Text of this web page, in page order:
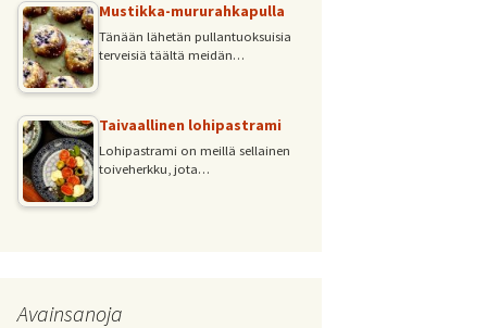
Mustikka-mururahkapulla
Tänään lähetän pullantuoksuisia
terveisiä täältä meidän…
Taivaallinen lohipastrami
Lohipastrami on meillä sellainen
toiveherkku, jota…
Avainsanoja